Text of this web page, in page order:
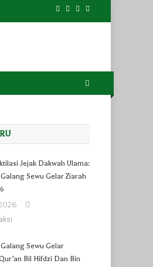
Jejak Dakwah Ulama:
Sewu Gelar Ziarah
Sewu Gelar
Bil Hifdzi Dan Bin